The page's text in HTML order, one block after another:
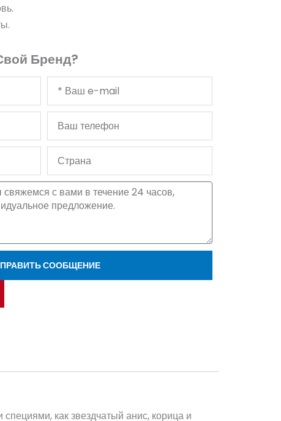
Бренд?
Ваш
почты
Ваш
Страна
СООБЩЕНИЕ
как звездчатый анис, корица и